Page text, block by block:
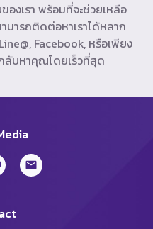
งเรา พร้อมที่จะช่วยเหลือ
ารถติดต่อหาเราได้หลาก
Facebook, หรือเพียง
ลับหาคุณโดยเร็วที่สุด